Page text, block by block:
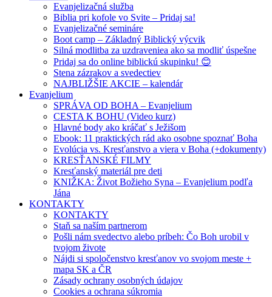
Evanjelizačná služba
Biblia pri kofole vo Svite – Pridaj sa!
Evanjelizačné semináre
Boot camp – Základný Biblický výcvik
Silná modlitba za uzdraveniea ako sa modliť úspešne
Pridaj sa do online biblickú skupinku! 😊
Stena zázrakov a svedectiev
NAJBLIŽŠIE AKCIE – kalendár
Evanjelium
SPRÁVA OD BOHA – Evanjelium
CESTA K BOHU (Video kurz)
Hlavné body ako kráčať s Ježišom
Ebook: 11 praktických rád ako osobne spoznať Boha
Evolúcia vs. Kresťanstvo a viera v Boha (+dokumenty)
KRESŤANSKÉ FILMY
Kresťanský materiál pre deti
KNIŽKA: Život Božieho Syna – Evanjelium podľa
Jána
KONTAKTY
KONTAKTY
Staň sa naším partnerom
Pošli nám svedectvo alebo príbeh: Čo Boh urobil v
tvojom živote
Nájdi si spoločenstvo kresťanov vo svojom meste +
mapa SK a ČR
Zásady ochrany osobných údajov
Cookies a ochrana súkromia